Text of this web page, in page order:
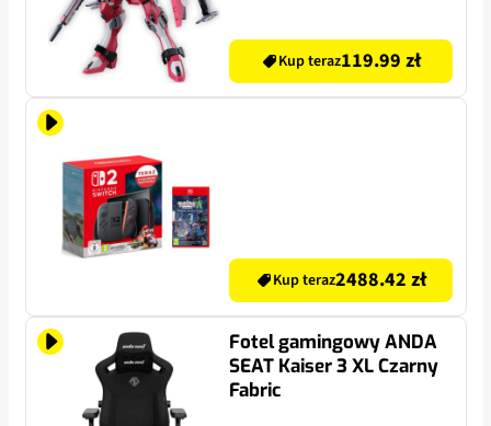
Kup teraz119.99 zł
Kup teraz2488.42 zł
Fotel gamingowy ANDA
SEAT Kaiser 3 XL Czarny
Fabric